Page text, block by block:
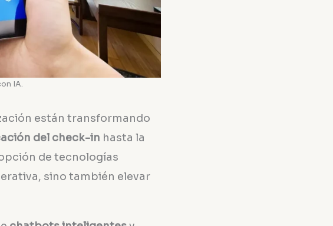
IA.
están transformando
del check-in hasta la
de tecnologías
sino también elevar